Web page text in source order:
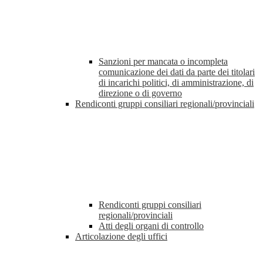
Sanzioni per mancata o incompleta
comunicazione dei dati da parte dei titolari
di incarichi politici, di amministrazione, di
direzione o di governo
Rendiconti gruppi consiliari regionali/provinciali
Rendiconti gruppi consiliari
regionali/provinciali
Atti degli organi di controllo
Articolazione degli uffici